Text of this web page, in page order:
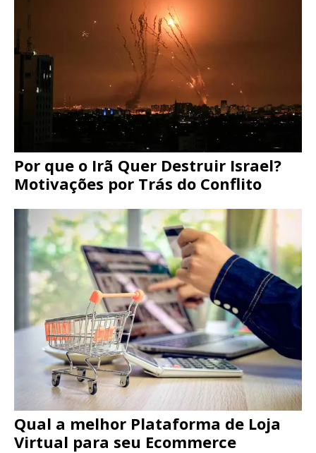
Por que o Irã Quer Destruir Israel?
Motivações por Trás do Conflito
Qual a melhor Plataforma de Loja
Virtual para seu Ecommerce